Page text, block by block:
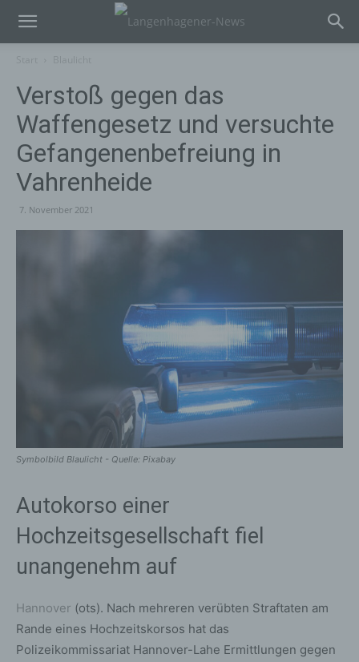
Verstoß gegen das
Waffengesetz und versuchte
Gefangenenbefreiung in
Vahrenheide
7. November 2021
Symbolbild Blaulicht - Quelle: Pixabay
Autokorso einer
Hochzeitsgesellschaft fiel
unangenehm auf
Hannover (ots). Nach mehreren verübten Straftaten am
Rande eines Hochzeitskorsos hat das
Polizeikommissariat Hannover-Lahe Ermittlungen gegen